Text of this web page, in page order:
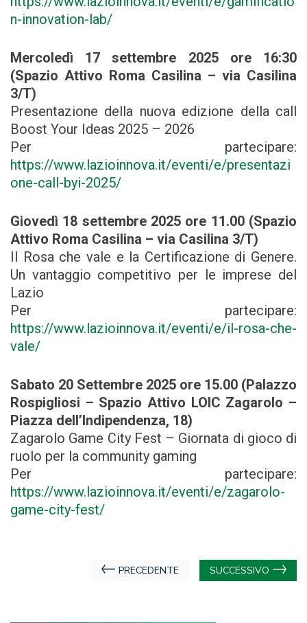
n-innovation-lab/
Mercoledì 17 settembre 2025 ore 16:30
(Spazio Attivo Roma Casilina – via Casilina
3/T)
Presentazione della nuova edizione della call
Boost Your Ideas 2025 – 2026
Per partecipare:
https://www.lazioinnova.it/eventi/e/presentazi
one-call-byi-2025/
Giovedì 18 settembre 2025 ore 11.00 (Spazio
Attivo Roma Casilina – via Casilina 3/T)
Il Rosa che vale e la Certificazione di Genere.
Un vantaggio competitivo per le imprese del
Lazio
Per partecipare:
https://www.lazioinnova.it/eventi/e/il-rosa-che-
vale/
Sabato 20 Settembre 2025 ore 15.00 (Palazzo
Rospigliosi – Spazio Attivo LOIC Zagarolo –
Piazza dell’Indipendenza, 18)
Zagarolo Game City Fest – Giornata di gioco di
ruolo per la community gaming
Per partecipare:
https://www.lazioinnova.it/eventi/e/zagarolo-
game-city-fest/
Navigazione
PRECEDENTE SUCCESSIVO